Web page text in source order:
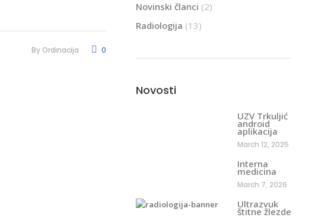
By Ordinacija 0
Novinski članci (2)
Radiologija (13)
Novosti
UZV Trkuljić
android
aplikacija
March 12, 2025
Interna
medicina
March 7, 2026
Ultrazvuk
štitne žlezde